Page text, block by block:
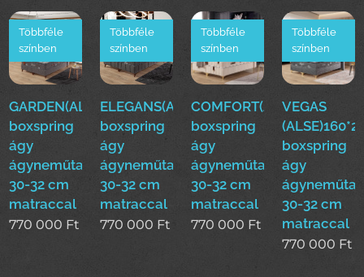
GARDEN(ALSE)160*200cm
boxspring
ágy
ágyneműtartóval
30-32 cm
matraccal
Többféle
színben
770 000 Ft
ELEGANS(ALSE)160*200cm
boxspring
ágy
ágyneműtartóval
30-32 cm
matraccal
Többféle
színben
770 000 Ft
boxspring
ágy
ágyneműtartóval
30-32 cm
matraccal
Többféle
színben
770 000 Ft
VEGAS
boxspring
ágy
30-32 cm
matraccal
Többféle
színben
770 000 Ft